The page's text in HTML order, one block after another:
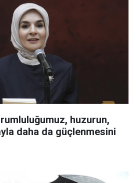
huzurun,
daha da güçlenmesini